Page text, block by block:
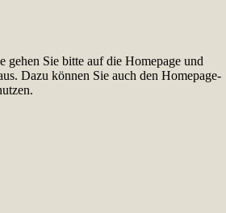
gehen Sie bitte auf die Homepage und
Dazu können Sie auch den Homepage-